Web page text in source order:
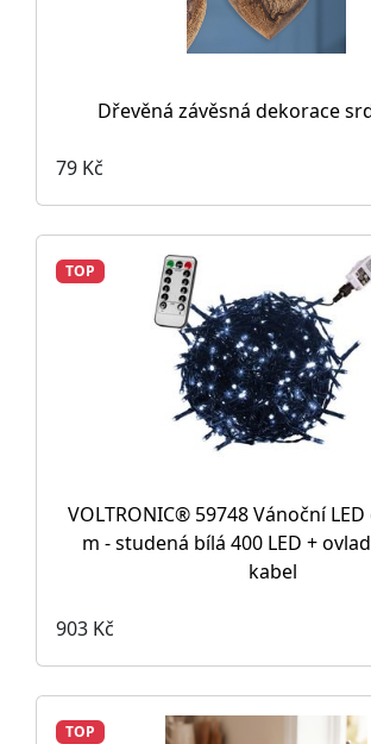
Dřevěná závěsná dekorace
79 Kč
TOP
VOLTRONIC® 59748 Vánoční
m - studená bílá 400 LED +
kabel
903 Kč
TOP